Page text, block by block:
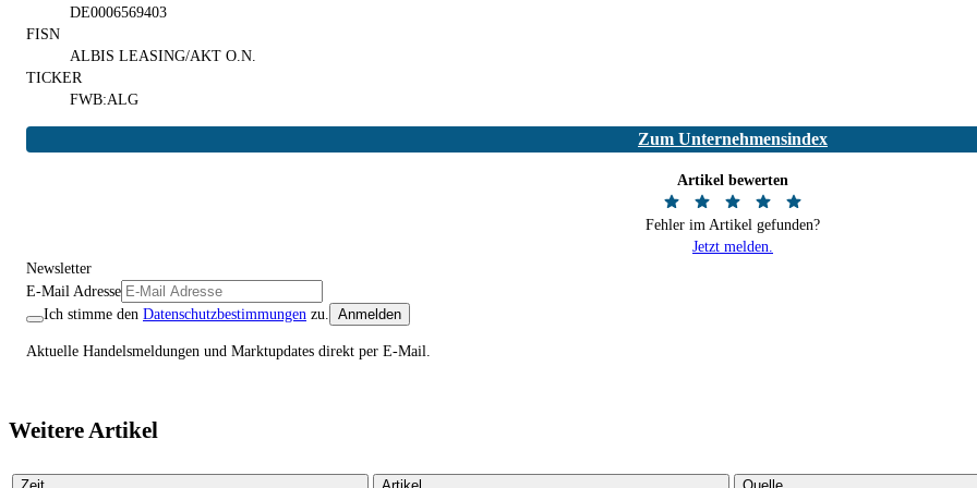
DE0006569403
FISN
ALBIS LEASING/AKT O.N.
TICKER
FWB:ALG
Zum Unternehmensindex
Artikel bewerten
Fehler im Artikel gefunden?
Jetzt melden.
Newsletter
E-Mail Adresse
Ich stimme den Datenschutzbestimmungen zu. Anmelden
Aktuelle Handelsmeldungen und Marktupdates direkt per E-Mail.
Weitere Artikel